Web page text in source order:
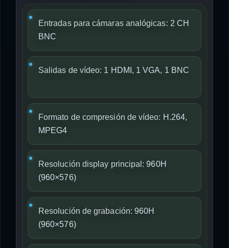
Entradas para cámaras analógicas: 2 CH
BNC
Salidas de vídeo: 1 HDMI, 1 VGA, 1 BNC
Formato de compresión de vídeo: H.264,
MPEG4
Resolución display principal: 960H
(960×576)
Resolución de grabación: 960H
(960×576)